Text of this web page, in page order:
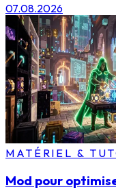
07.08.2026
MATÉRIEL &
Mod pour